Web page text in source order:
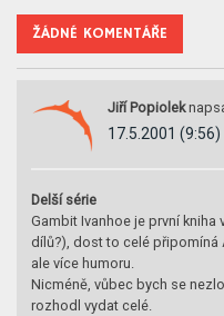
ŽÁDNÉ KOMENTÁŘE
Jiří Popiolek
17.5.2001 (9:56)
Delší série
Gambit Ivanhoe je první kniha
dílů?), dost to celé připomíná
ale více humoru.
Nicméně, vůbec bych se
rozhodl vydat celé.